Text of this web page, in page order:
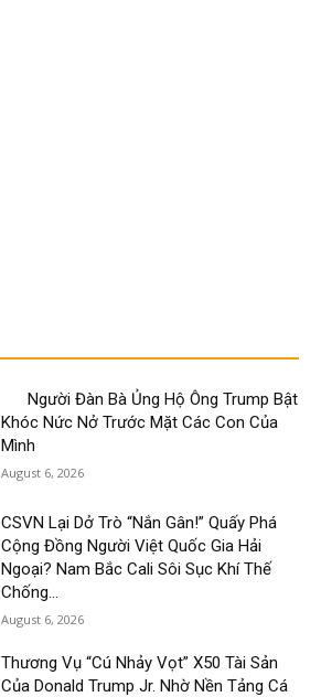
Người Đàn Bà Ủng Hộ Ông Trump Bật
Khóc Nức Nở Trước Mặt Các Con Của
Mình
August 6, 2026
CSVN Lại Dở Trò “Nắn Gân!” Quấy Phá
Cộng Đồng Người Việt Quốc Gia Hải
Ngoại? Nam Bắc Cali Sôi Sục Khí Thế
Chống...
August 6, 2026
Thương Vụ “Cú Nhảy Vọt” X50 Tài Sản
Của Donald Trump Jr. Nhờ Nền Tảng Cá